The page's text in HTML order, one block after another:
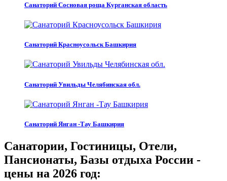
Санаторий Сосновая роща Курганская область
Санаторий Красноусольск Башкирия
Санаторий Увильды Челябинская обл.
Санаторий Янган -Тау Башкирия
Санатории, Гостиницы, Отели,
Пансионаты, Базы отдыха России -
цены на 2026 год: